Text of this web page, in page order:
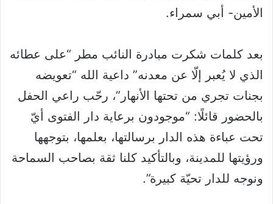
الأمين- أبي سمراء.
بعد كلمات شكرت مبادرة النائب مطر “على عطائه
الذي لا يُعبر إلّا عن معدنه” داعية الله “تعويضه
بجنات تجري من تحتها الأنهار”، رحّب راعي الحفل
بالحضور قائلًا: “موجودون برعاية دار الفتوى أيّ
تحت عباءة هذه الدار برسالتها، بعلمها، بتوجهها
ورؤيتها للمدينة، وبالتأكيد كلنا ثقة بصاحب السماحة
ونوجه للدار تحيّة كبيرة”.